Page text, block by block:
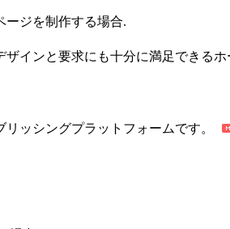
ージを制作する場合.
インと要求にも十分に満足できる
ッシングプラットフォームです。